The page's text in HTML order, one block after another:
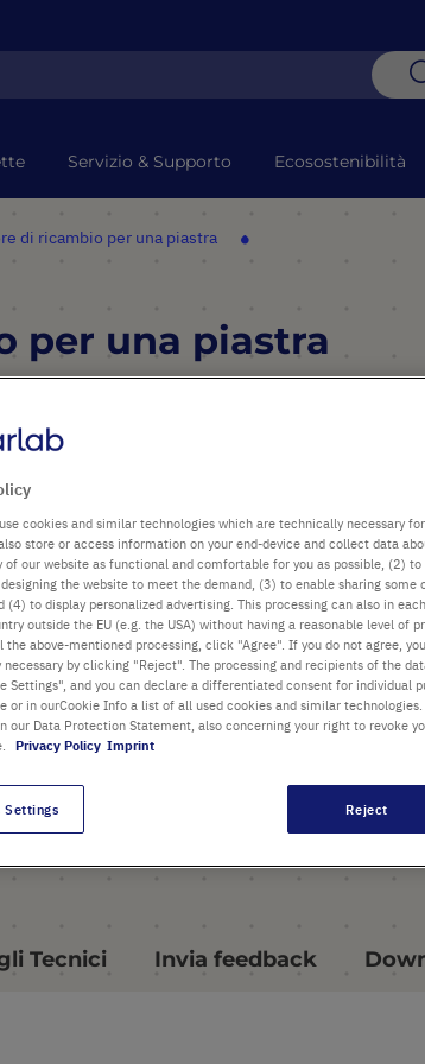
Servizio & Supporto Ecosostenibilità
di ricambio per una piastra
per una piastra
miscelatore per micropiastre
N2400-8040
Utilizzo con tutte le piastre
skirted
Tecnici Invia feedback
cookies and similar technologies which are technically necessary
store or access information on your end-device and collect data
of our website as functional and comfortable for you as possible, (2) to
the website to meet the demand, (3) to enable sharing some
(4) to display personalized advertising. This processing can also in
outside the EU (e.g. the USA) without having a reasonable level of
the above-mentioned processing, click "Agree". If you do not agree,
by clicking "Reject". The processing and recipients of the
Settings", and you can declare a differentiated consent for individual
or in ourCookie Info a list of all used cookies and similar
our Data Protection Statement, also concerning your right to revoke
Privacy Policy Imprint
Settings Reject